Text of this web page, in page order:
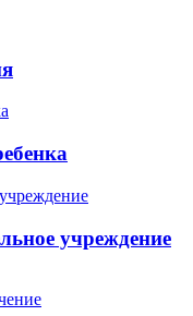
учреждение